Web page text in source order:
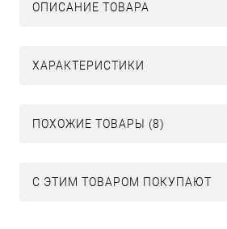
ОПИСАНИЕ ТОВАРА
ХАРАКТЕРИСТИКИ
ПОХОЖИЕ ТОВАРЫ (8)
С ЭТИМ ТОВАРОМ ПОКУПАЮТ